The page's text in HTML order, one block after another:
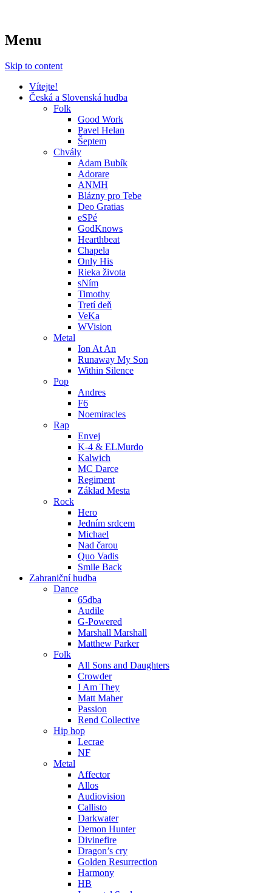
Hudba křesťanů
… když chceš slyšet víc … o křesťanské
Menu
Skip to content
Vítejte!
Česká a Slovenská hudba
Folk
Good Work
Pavel Helan
Šeptem
Chvály
Adam Bubík
Adorare
ANMH
Blázny pro Tebe
Deo Gratias
eSPé
GodKnows
Hearthbeat
Chapela
Only His
Rieka života
sNím
Timothy
Tretí deň
VeKa
WVision
Metal
Ion At An
Runaway My Son
Within Silence
Pop
Andres
F6
Noemiracles
Rap
Envej
K-4 & ELMurdo
Kalwich
MC Darce
Regiment
Základ Mesta
Rock
Hero
Jedním srdcem
Michael
Nad čarou
Quo Vadis
Smile Back
Zahraniční hudba
Dance
65dba
Audile
G-Powered
Marshall Marshall
Matthew Parker
Folk
All Sons and Daughters
Crowder
I Am They
Matt Maher
Passion
Rend Collective
Hip hop
Lecrae
NF
Metal
Affector
Allos
Audiovision
Callisto
Darkwater
Demon Hunter
Divinefire
Dragon’s cry
Golden Resurrection
Harmony
HB